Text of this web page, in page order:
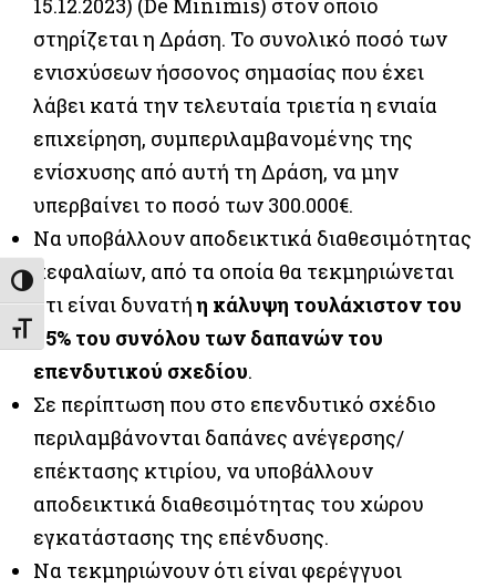
Εναλλαγή Υψηλής Αντίθεσης
Εναλλαγή Μεγέθους Γραμμάτων
15.12.2023) (De Minimis) στον οποίο
στηρίζεται η Δράση. Το συνολικό ποσό των
ενισχύσεων ήσσονος σημασίας που έχει
λάβει κατά την τελευταία τριετία η ενιαία
επιχείρηση, συμπεριλαμβανομένης της
ενίσχυσης από αυτή τη Δράση, να μην
υπερβαίνει το ποσό των 300.000€.
Να υποβάλλουν αποδεικτικά διαθεσιμότητας
κεφαλαίων, από τα οποία θα τεκμηριώνεται
ότι είναι δυνατήη κάλυψη τουλάχιστον του
25% του συνόλου των δαπανών του
επενδυτικού σχεδίου.
Σε περίπτωση που στο επενδυτικό σχέδιο
περιλαμβάνονται δαπάνες ανέγερσης/
επέκτασης κτιρίου, να υποβάλλουν
αποδεικτικά διαθεσιμότητας του χώρου
εγκατάστασης της επένδυσης.
Να τεκμηριώνουν ότι είναι φερέγγυοι